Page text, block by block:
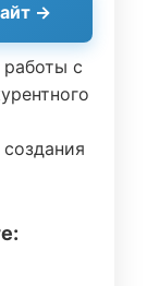
→
с